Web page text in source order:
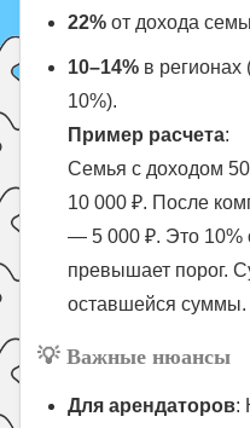
22% от дохода
10–14% в
10%).
Пример расчета:
Семья с доходом
10 000 ₽. После
— 5 000 ₽. Это 10%
превышает порог.
оставшейся суммы.
💡Важные нюансы
Для арендаторов: